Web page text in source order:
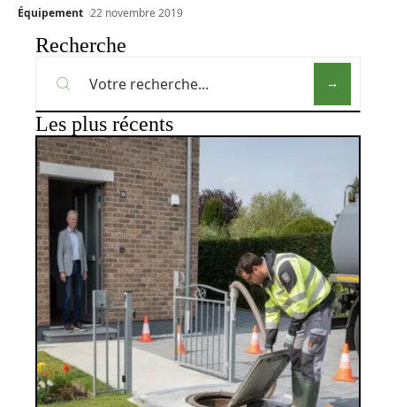
Équipement 22 novembre 2019
Recherche
Les plus récents